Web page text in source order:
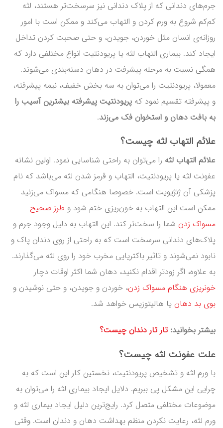
جرم‌های دندانی که از پلاک دندانی نیز سرسخت‌تر هستند، لثه
کم‌کم شروع به ورم کردن و التهاب می‌کند و ممکن است با امور
روزانه‌ی انسان مثل خوردن، جویدن، و حتی صحبت کردن تداخل
ایجاد کند. بیماری التهاب لثه یا پریودنتیت انواع مختلفی دارد که
همگی نسبت به مرحله پیشرفت در دهان دسته‌بندی می‌شوند.
معمولا، پریودنتیت را می‌توان به سه بخش خفیف، نیمه پیشرفته،
و پیشرفته تقسیم نمود که پریودنتیت پیشرفته بیشترین آسیب را
به بافت دهان و استخوان فک می‌زند.
علائم التهاب لثه چیست؟
علائم التهاب لثه را می‌توان به راحتی شناسایی نمود. اولین نشانه
عفونت لثه یا پریودنتیت، التهاب و قرمز شدن لثه می‌باشد که نام
پزشکی آن ژنژیویت است. خصوصا هنگامی که مسواک می‌زنید
ممکن است این التهاب به خون‌ریزی ختم شود و طرز صحیح
مسواک زدن شما را سخت‌تر کند. این التهاب به دلیل وجود جرم و
پلاک‌های دندانی سرسخت است که به راحتی از روی دندان پاک و
نابود نمی‌شوند و تاثیر باکتریایی مخرب خود را روی لثه می‌گذارند.
به علاوه، اگر زودتر اقدام نکنید، دهان شما اکثر اوقات دچار
خونریزی هنگام مسواک زدن، خوردن و جویدن، و حتی نوشیدن و
بوی بد دهان یا هالیتوزیس خواهد شد.
بیشتر بخوانید: تار تار دندان چیست؟
علت عفونت لثه چیست؟
با ورم لثه و تشخیص پریودنتیت، نخستین کار این است که به
چرایی این مشکل پی ببریم. دلایل ایجاد بیماری لثه را می‌توان به
موضوعات مختلفی متصل کرد. رایج‌ترین دلیل ایجاد بیماری لثه و
ورم لثه، رعایت نکردن منظم بهداشت دهان و دندان است. وقتی